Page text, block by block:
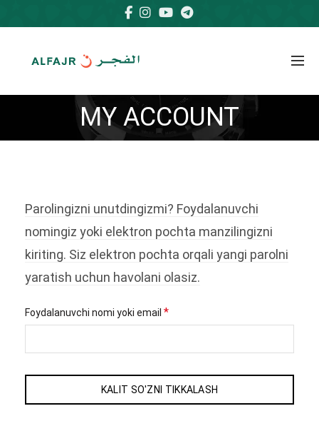
MY ACCOUNT
Parolingizni unutdingizmi? Foydalanuvchi
nomingiz yoki elektron pochta manzilingizni
kiriting. Siz elektron pochta orqali yangi parolni
yaratish uchun havolani olasiz.
Foydalanuvchi nomi yoki email *Majburiy
KALIT SO'ZNI TIKKALASH